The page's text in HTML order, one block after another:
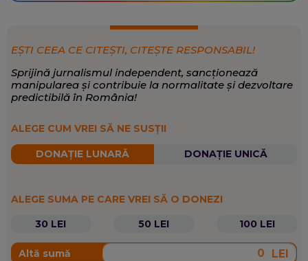
EȘTI CEEA CE CITEȘTI, CITEȘTE RESPONSABIL!
Sprijină jurnalismul independent, sancționează
manipularea și contribuie la normalitate și dezvoltare
predictibilă în România!
ALEGE CUM VREI SĂ NE SUSȚII
DONAȚIE LUNARĂ DONAȚIE UNICĂ
ALEGE SUMA PE CARE VREI SĂ O DONEZI
30 LEI
50 LEI 100 LEI
Altă sumă LEI